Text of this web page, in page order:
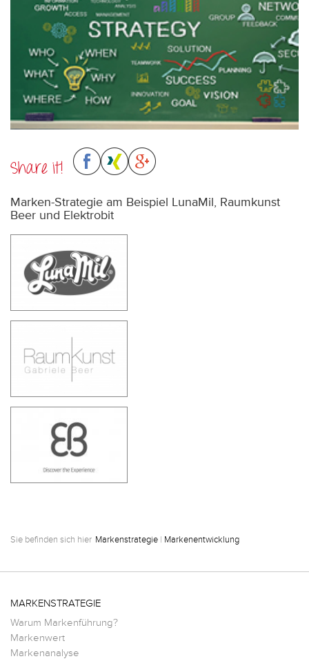
Share it!
Marken-Strategie am Beispiel LunaMil, Raumkunst
Beer und Elektrobit
Sie befinden sich hier Markenstrategie | Markenentwicklung
MARKENSTRATEGIE
Warum Markenführung?
Markenwert
Markenanalyse